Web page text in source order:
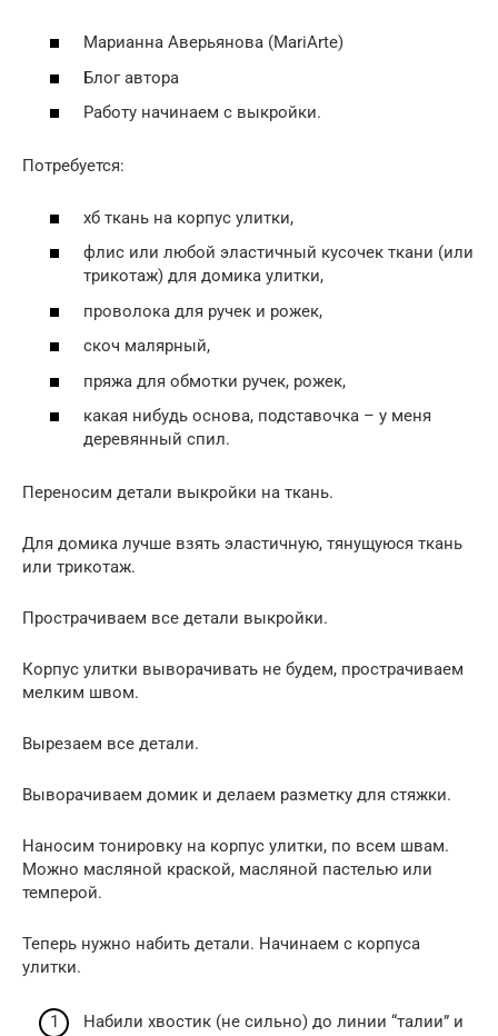
Марианна Аверьянова (MariArte)
Блог автора
Работу начинаем с выкройки.
Потребуется:
хб ткань на корпус улитки,
флис или любой эластичный кусочек ткани (или
трикотаж) для домика улитки,
проволока для ручек и рожек,
скоч малярный,
пряжа для обмотки ручек, рожек,
какая нибудь основа, подставочка – у меня
деревянный спил.
Переносим детали выкройки на ткань.
Для домика лучше взять эластичную, тянущуюся ткань
или трикотаж.
Прострачиваем все детали выкройки.
Корпус улитки выворачивать не будем, прострачиваем
мелким швом.
Вырезаем все детали.
Выворачиваем домик и делаем разметку для стяжки.
Наносим тонировку на корпус улитки, по всем швам.
Можно масляной краской, масляной пастелью или
темперой.
Теперь нужно набить детали. Начинаем с корпуса
улитки.
Набили хвостик (не сильно) до линии “талии” и